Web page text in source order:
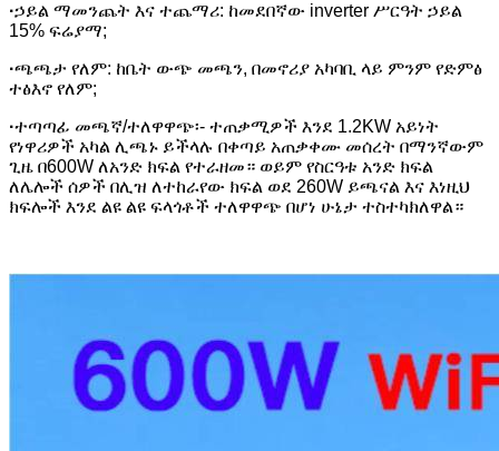
·ኃይል ማመንጨት እና ተጨማሪ: ከመደበኛው inverter ሥርዓት ኃይል
15% ፍሬያማ;
·ጫጫታ የለም: ከቤት ውጭ መጫን, በመኖሪያ አካባቢ ላይ ምንም የድምፅ
ተፅእኖ የለም;
·ተጣጣፊ መጫኛ/ተለዋዋጭ፡- ተጠቃሚዎች እንደ 1.2KW አይነት
የነዋሪዎች አካል ሊጫኑ ይችላሉ በቀጣይ አጠቃቀሙ መሰረት በማንኛውም
ጊዜ በ600W ለአንድ ክፍል የተራዘመ። ወይም የስርዓቱ አንድ ክፍል
ለሌሎች ሰዎች በሊዝ ለተከራየው ክፍል ወደ 260W ይጫናል እና እነዚህ
ክፍሎች እንደ ልዩ ልዩ ፍላጎቶች ተለዋዋጭ በሆነ ሁኔታ ተስተካክለዋል።